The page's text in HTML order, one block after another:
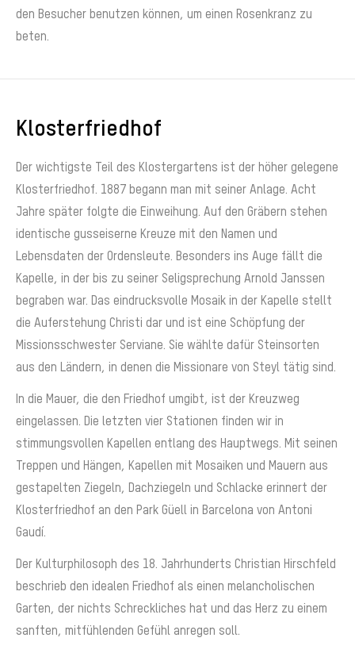
den Besucher benutzen können, um einen Rosenkranz zu
beten.
Klosterfriedhof
Der wichtigste Teil des Klostergartens ist der höher gelegene
Klosterfriedhof. 1887 begann man mit seiner Anlage. Acht
Jahre später folgte die Einweihung. Auf den Gräbern stehen
identische gusseiserne Kreuze mit den Namen und
Lebensdaten der Ordensleute. Besonders ins Auge fällt die
Kapelle, in der bis zu seiner Seligsprechung Arnold Janssen
begraben war. Das eindrucksvolle Mosaik in der Kapelle stellt
die Auferstehung Christi dar und ist eine Schöpfung der
Missionsschwester Serviane. Sie wählte dafür Steinsorten
aus den Ländern, in denen die Missionare von Steyl tätig sind.
In die Mauer, die den Friedhof umgibt, ist der Kreuzweg
eingelassen. Die letzten vier Stationen finden wir in
stimmungsvollen Kapellen entlang des Hauptwegs. Mit seinen
Treppen und Hängen, Kapellen mit Mosaiken und Mauern aus
gestapelten Ziegeln, Dachziegeln und Schlacke erinnert der
Klosterfriedhof an den Park Güell in Barcelona von Antoni
Gaudí.
Der Kulturphilosoph des 18. Jahrhunderts Christian Hirschfeld
beschrieb den idealen Friedhof als einen melancholischen
Garten, der nichts Schreckliches hat und das Herz zu einem
sanften, mitfühlenden Gefühl anregen soll.